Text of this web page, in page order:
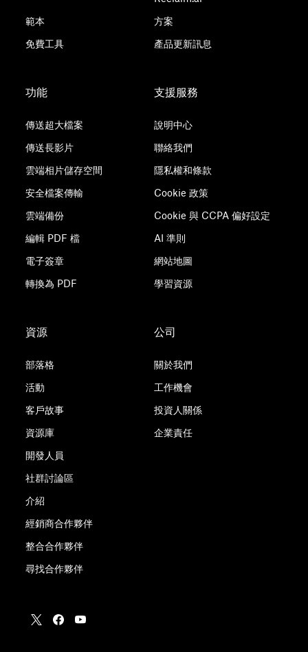
範本
免費工具
方案
產品更新訊息
功能
傳送超大檔案
傳送長影片
雲端相片儲存空間
安全檔案傳輸
雲端備份
編輯 PDF 檔
電子簽章
轉換為 PDF
支援服務
說明中心
聯絡我們
隱私權和條款
Cookie 政策
Cookie 與 CCPA 偏好設定
AI 準則
網站地圖
學習資源
資源
部落格
活動
客戶故事
資源庫
開發人員
社群討論區
介紹
經銷商合作夥伴
整合合作夥伴
尋找合作夥伴
公司
關於我們
工作機會
投資人關係
企業責任